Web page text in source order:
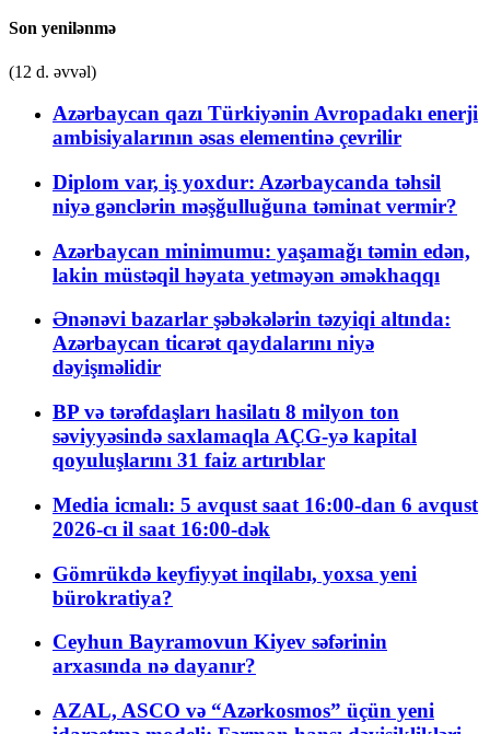
Son yenilənmə
(12 d. əvvəl)
Azərbaycan qazı Türkiyənin Avropadakı enerji
ambisiyalarının əsas elementinə çevrilir
Diplom var, iş yoxdur: Azərbaycanda təhsil
niyə gənclərin məşğulluğuna təminat vermir?
Azərbaycan minimumu: yaşamağı təmin edən,
lakin müstəqil həyata yetməyən əməkhaqqı
Ənənəvi bazarlar şəbəkələrin təzyiqi altında:
Azərbaycan ticarət qaydalarını niyə
dəyişməlidir
BP və tərəfdaşları hasilatı 8 milyon ton
səviyyəsində saxlamaqla AÇG-yə kapital
qoyuluşlarını 31 faiz artırıblar
Media icmalı: 5 avqust saat 16:00-dan 6 avqust
2026-cı il saat 16:00-dək
Gömrükdə keyfiyyət inqilabı, yoxsa yeni
bürokratiya?
Ceyhun Bayramovun Kiyev səfərinin
arxasında nə dayanır?
AZAL, ASCO və “Azərkosmos” üçün yeni